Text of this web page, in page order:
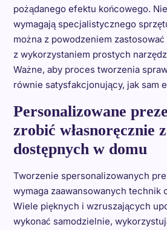
pożądanego efektu końcowego.
wymagają specjalistycznego
można z powodzeniem
z wykorzystaniem prostych
Ważne, aby proces tworzenia
równie satysfakcjonujący, jak sam
Personalizowane
zrobić własnoręcznie
dostępnych w domu
Tworzenie spersonalizowanych
wymaga zaawansowanych technik
Wiele pięknych i wzruszających
wykonać samodzielnie,